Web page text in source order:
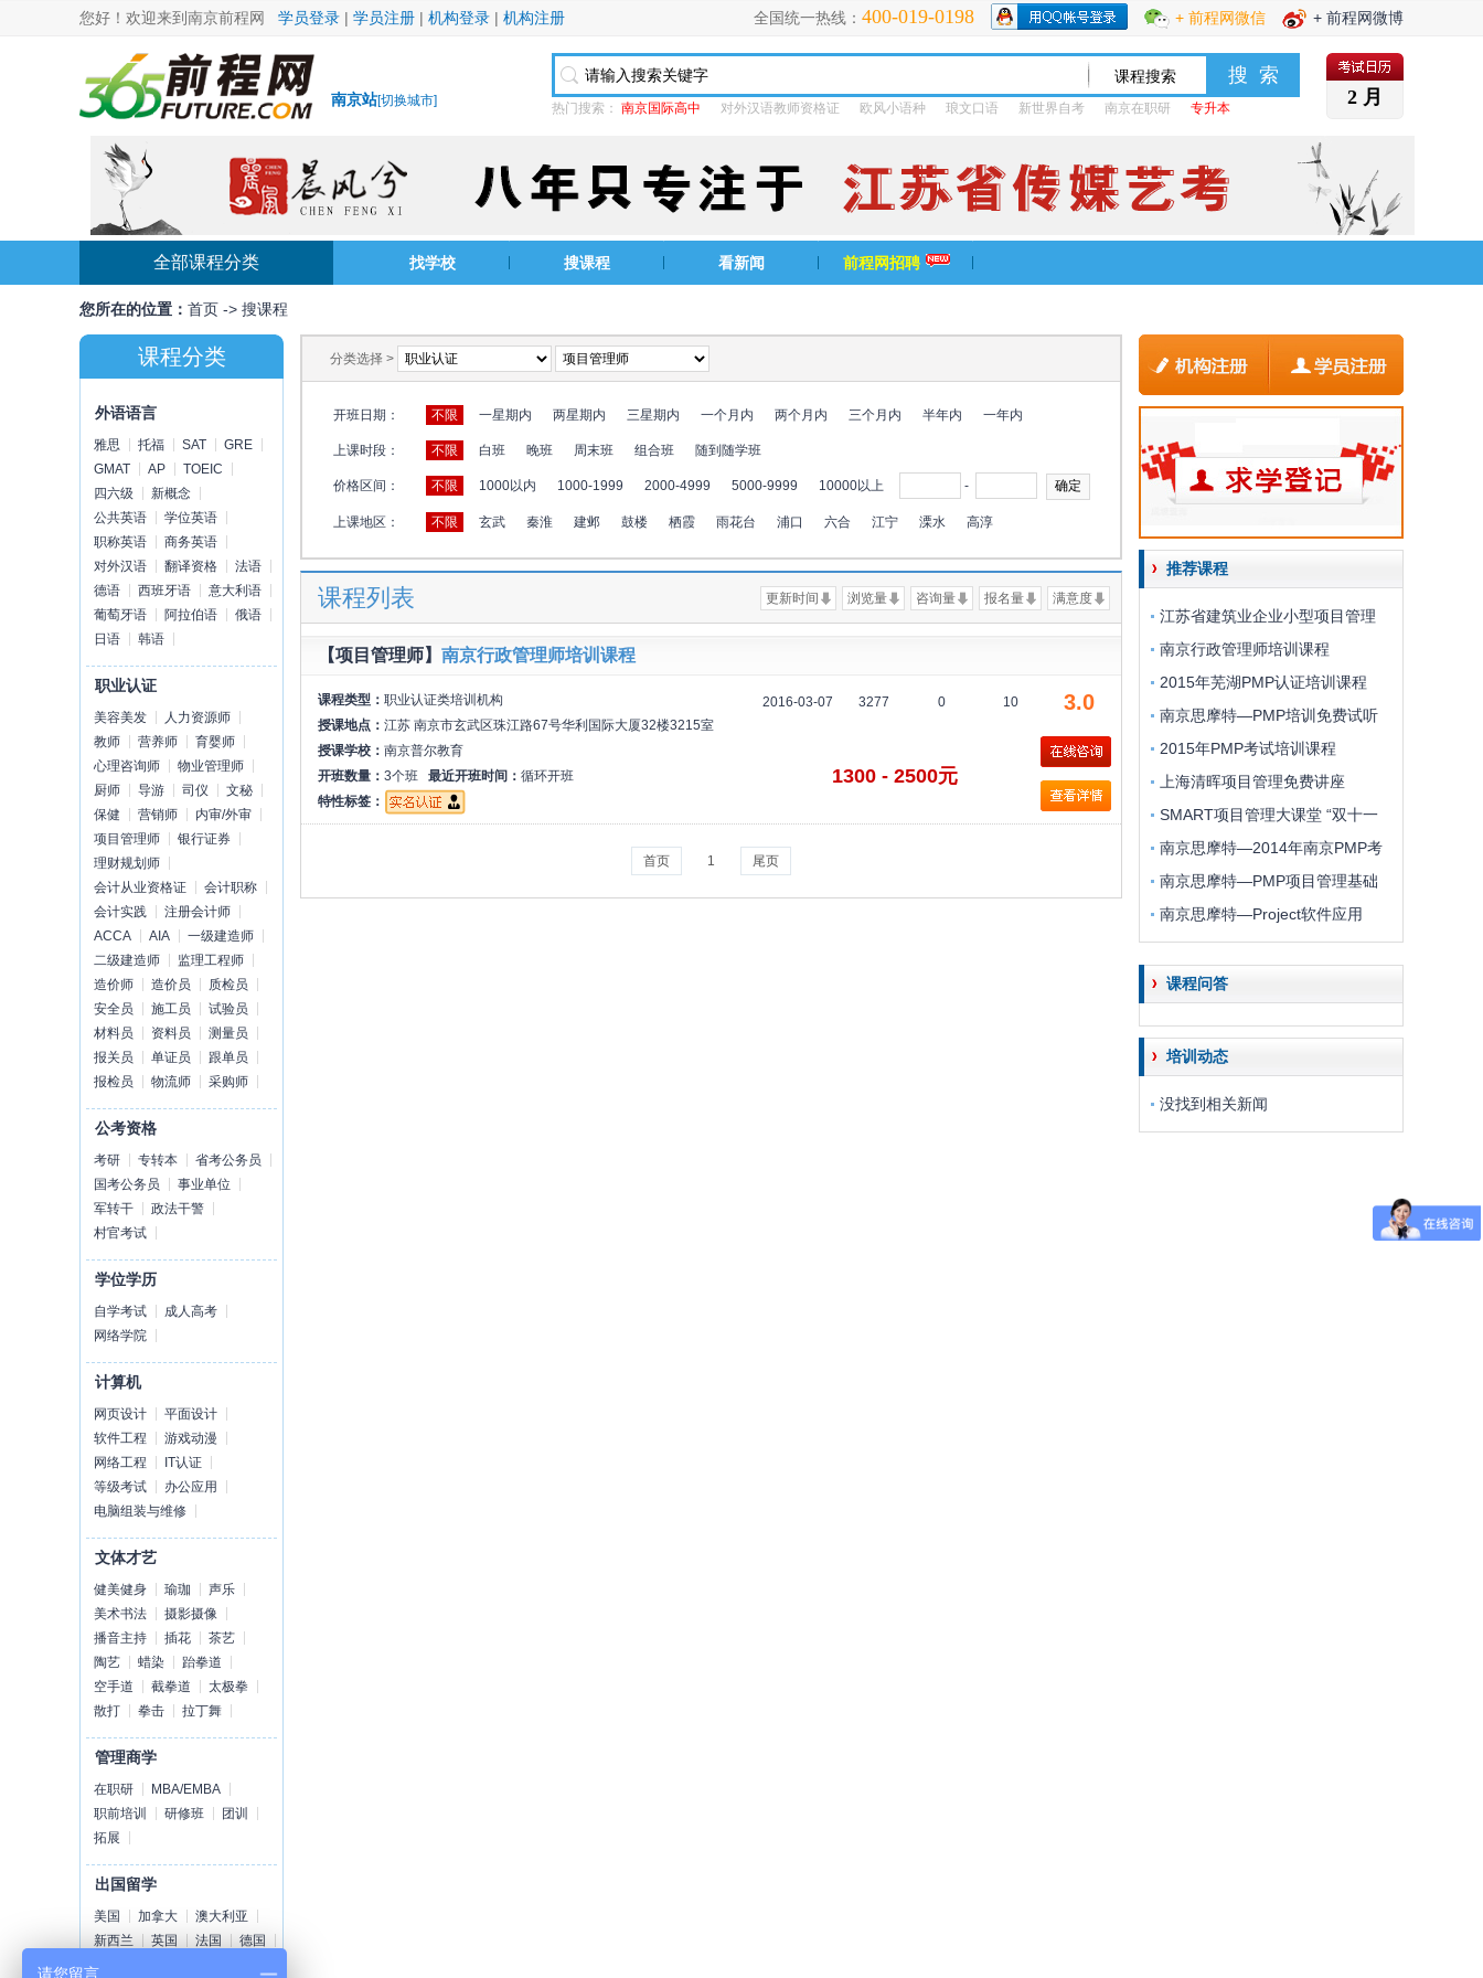
您好！欢迎来到南京前程网 学员登录 | 学员注册 | 机构登录 | 机构注册 + 前程网微博
+ 前程网微信
全国统一热线： 400-019-0198
南京站[切换城市] 热门搜索： 南京国际高中 对外汉语教师资格证 欧风小语种 琅文口语 新世界自考 南京在职研 专升本 2 月
全部课程分类 找学校 搜课程 看新闻 前程网招聘
您所在的位置： 首页 -> 搜课程
课程分类
外语语言
雅思 托福 SAT
GRE
GMAT
AP
TOEIC
四六级
新概念
公共英语
学位英语
职称英语
商务英语
对外汉语
翻译资格
法语
德语
西班牙语
意大利语
葡萄牙语
阿拉伯语
俄语
日语
韩语
职业认证
美容美发
人力资源师
教师
营养师
育婴师
心理咨询师
物业管理师
厨师
导游 司仪
文秘
保健
营销师
内审/外审
项目管理师
银行证券
理财规划师
会计从业资格证
会计职称
会计实践
注册会计师
ACCA
AIA
一级建造师
二级建造师
监理工程师
造价师
造价员
质检员
安全员
施工员
试验员
材料员
资料员
测量员
报关员
单证员
跟单员
报检员
物流师 采购师
公考资格
考研 专转本
省考公务员
国考公务员
事业单位
军转干
政法干警
村官考试
学位学历
自学考试
成人高考
网络学院
计算机
网页设计
平面设计
软件工程
游戏动漫
网络工程
IT认证
等级考试
办公应用
电脑组装与维修
文体才艺
健美健身 瑜珈
声乐
美术书法
摄影摄像
播音主持
插花
茶艺
陶艺
蜡染
跆拳道
空手道
截拳道
太极拳
散打
拳击 拉丁舞
管理商学
在职研
MBA/EMBA
职前培训
研修班
团训
拓展
出国留学
美国 加拿大
澳大利亚
新西兰
英国 法国
德国
荷兰
分类选择 >
开班日期： 不限 一星期内 两星期内 三星期内 一个月内 两个月内 三个月内 半年内 一年内
上课时段： 不限 白班 晚班 周末班 组合班 随到随学班
价格区间： 不限 1000以内 1000-1999 2000-4999 5000-9999 10000以上 -
上课地区： 不限 玄武 秦淮 建邺 鼓楼 栖霞 雨花台 浦口 六合 江宁 溧水 高淳
课程列表 满意度
报名量
咨询量
浏览量
更新时间
【项目管理师】 南京行政管理师培训课程
课程类型： 职业认证类培训机构
授课地点： 江苏 南京市玄武区珠江路67号华利国际大厦32楼3215室
授课学校： 南京普尔教育
开班数量： 3个班 最近开班时间： 循环开班
特性标签：
2016-03-07 3277 0 10 3.0
1300 - 2500元
首页 1 尾页
推荐课程
江苏省建筑业企业小型项目管理
南京行政管理师培训课程
2015年芜湖PMP认证培训课程
南京思摩特—PMP培训免费试听
2015年PMP考试培训课程
上海清晖项目管理免费讲座
SMART项目管理大课堂 “双十一
南京思摩特—2014年南京PMP考
南京思摩特—PMP项目管理基础
南京思摩特—Project软件应用
课程问答
培训动态
没找到相关新闻
请您留言